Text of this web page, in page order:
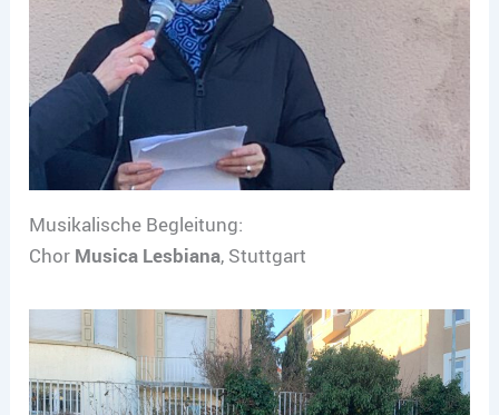
Musikalische Begleitung:
Chor Musica Lesbiana, Stuttgart